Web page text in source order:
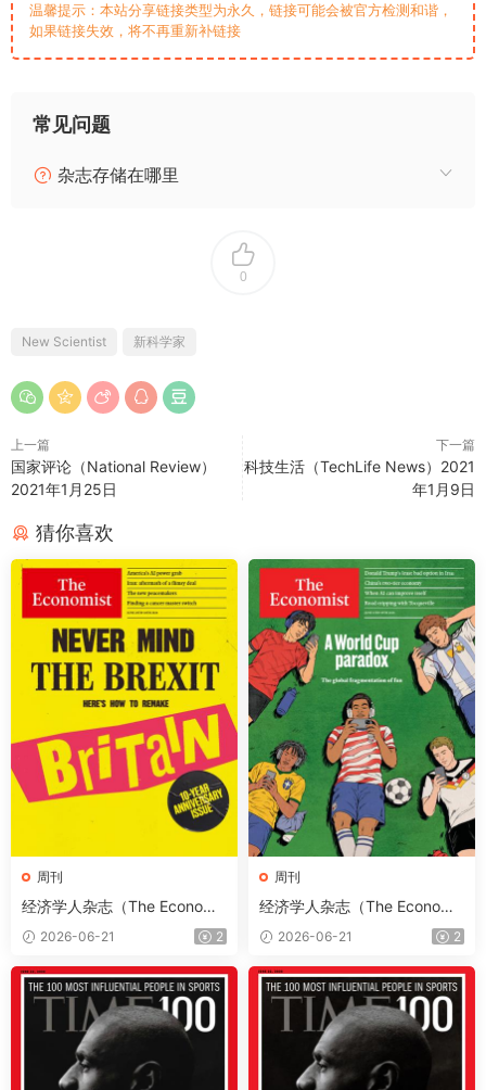
温馨提示：本站分享链接类型为永久，链接可能会被官方检测和谐，
如果链接失效，将不再重新补链接
常见问题
杂志存储在哪里
0
New Scientist 新科学家
上一篇
国家评论（National Review）
2021年1月25日
下一篇
科技生活（TechLife News）2021
年1月9日
猜你喜欢
周刊
经济学人杂志（The Economis
t）2026年6月20日（PDF版
+音频+Kindle版）
2026-06-21 2
周刊
经济学人杂志（The Economis
t）2026年6月13日（PDF版
+音频+Kindle版）
2026-06-21 2